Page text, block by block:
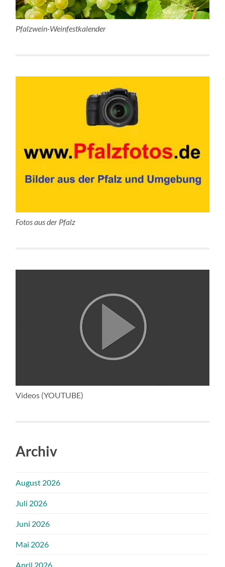
Pfalzwein-Weinfestkalender
Fotos aus der Pfalz
Videos (YOUTUBE)
Archiv
August 2026
Juli 2026
Juni 2026
Mai 2026
April 2026